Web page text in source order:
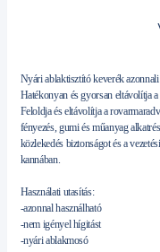
Nyári ablaktisztító keverék
Hatékonyan és gyorsan eltávolítja
Feloldja és eltávolítja a
fényezés, gumi és műanyag
közlekedés biztonságot és a
kannában.
Használati utasítás:
-azonnal használható
-nem igényel hígitást
-nyári ablakmosó